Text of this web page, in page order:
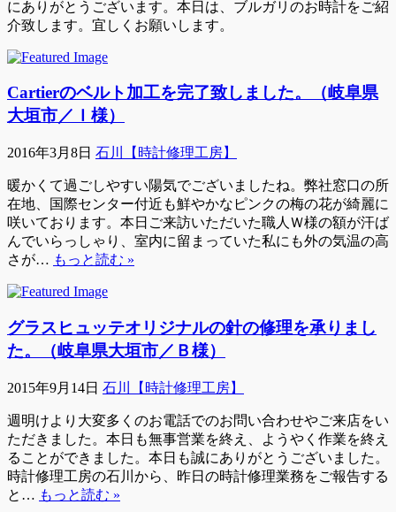
にありがとうございます。本日は、ブルガリのお時計をご紹
介致します。宜しくお願いします。
Cartierのベルト加工を完了致しました。（岐阜県
大垣市／Ｉ様）
2016年3月8日 石川【時計修理工房】
暖かくて過ごしやすい陽気でございましたね。弊社窓口の所
在地、国際センター付近も鮮やかなピンクの梅の花が綺麗に
咲いております。本日ご来訪いただいた職人Ｗ様の額が汗ば
んでいらっしゃり、室内に留まっていた私にも外の気温の高
さが… もっと読む »
グラスヒュッテオリジナルの針の修理を承りまし
た。（岐阜県大垣市／Ｂ様）
2015年9月14日 石川【時計修理工房】
週明けより大変多くのお電話でのお問い合わせやご来店をい
ただきました。本日も無事営業を終え、ようやく作業を終え
ることができました。本日も誠にありがとうございました。
時計修理工房の石川から、昨日の時計修理業務をご報告する
と… もっと読む »